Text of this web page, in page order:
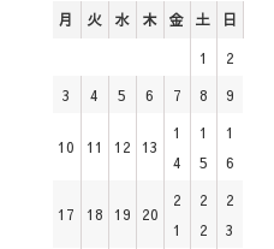
月 火 水 木 金 土 日
1
2
3
4 5 6 7 8 9
10 11 12 13
1
4
1
5
1
6
17 18 19 20
2
1
2
2
2
3